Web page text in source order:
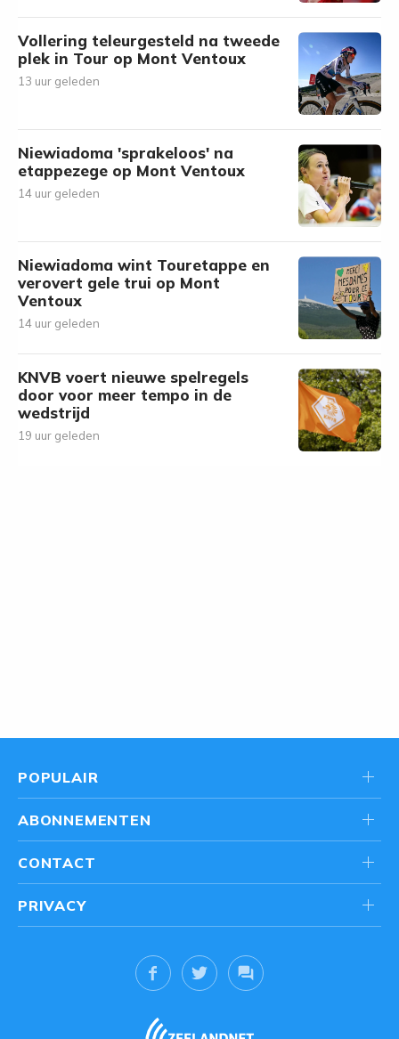
Vollering teleurgesteld na tweede
plek in Tour op Mont Ventoux
13 uur geleden
Niewiadoma 'sprakeloos' na
etappezege op Mont Ventoux
14 uur geleden
Niewiadoma wint Touretappe en
verovert gele trui op Mont
Ventoux
14 uur geleden
KNVB voert nieuwe spelregels
door voor meer tempo in de
wedstrijd
19 uur geleden
POPULAIR
ABONNEMENTEN
CONTACT
PRIVACY